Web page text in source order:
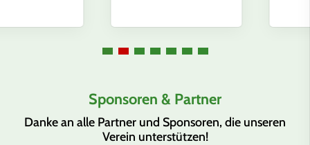
Sponsoren & Partner
Danke an alle Partner und Sponsoren, die unseren
Verein unterstützen!